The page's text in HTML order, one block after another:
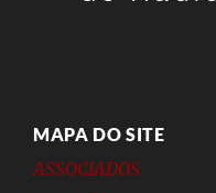
MAPA DO SITE
ASSOCIADOS